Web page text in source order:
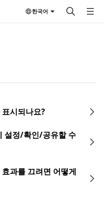
한국어
시되나요?
설정/확인/공유할 수
과를 끄려면 어떻게